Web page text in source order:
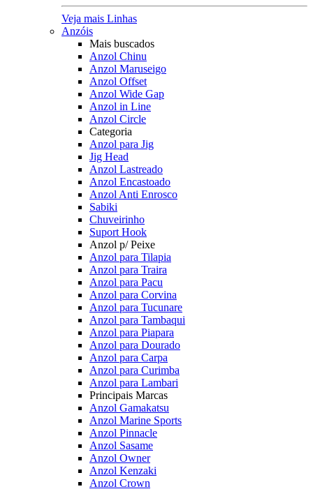
Veja mais Linhas
Anzóis
Mais buscados
Anzol Chinu
Anzol Maruseigo
Anzol Offset
Anzol Wide Gap
Anzol in Line
Anzol Circle
Categoria
Anzol para Jig
Jig Head
Anzol Lastreado
Anzol Encastoado
Anzol Anti Enrosco
Sabiki
Chuveirinho
Suport Hook
Anzol p/ Peixe
Anzol para Tilapia
Anzol para Traira
Anzol para Pacu
Anzol para Corvina
Anzol para Tucunare
Anzol para Tambaqui
Anzol para Piapara
Anzol para Dourado
Anzol para Carpa
Anzol para Curimba
Anzol para Lambari
Principais Marcas
Anzol Gamakatsu
Anzol Marine Sports
Anzol Pinnacle
Anzol Sasame
Anzol Owner
Anzol Kenzaki
Anzol Crown